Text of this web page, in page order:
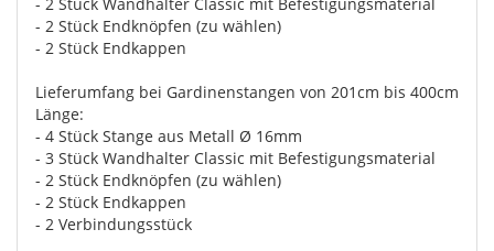
- 2 Stück Endknöpfen (zu wählen)
- 2 Stück Endkappen
Lieferumfang bei Gardinenstangen von 201cm bis 400cm
Länge:
- 4 Stück Stange aus Metall Ø 16mm
- 3 Stück Wandhalter Classic mit Befestigungsmaterial
- 2 Stück Endknöpfen (zu wählen)
- 2 Stück Endkappen
- 2 Verbindungsstück